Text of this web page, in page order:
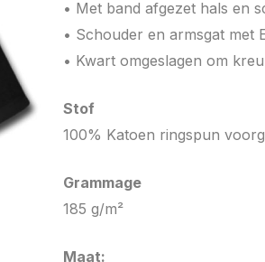
• Met band afgezet hals en
• Schouder en armsgat met
• Kwart omgeslagen om
Stof
100% Katoen ringspun
Grammage
185 g/m²
Maat: